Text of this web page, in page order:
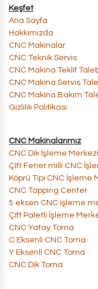
CNC Makinalarımız
CNC Dik İşleme Merkezi
Çift Fener milli CNC
​​Köprü Tipi CNC İşleme
​CNC Tapping Center
​5 eksen CNC işleme
​Çift Paletli İşleme
​CNC Yatay Torna
C Eksenli CNC Torna
Y Eksenli CNC Torna
CNC Dik Torna
Keşfet
Ana Sayfa
Hakkımızda
CNC Makinalar
​CNC Teknik Servis
​CNC Makina Teklif
​CNC Makina Servis
​CNC Makina Bakım
Gizlilik Politikası